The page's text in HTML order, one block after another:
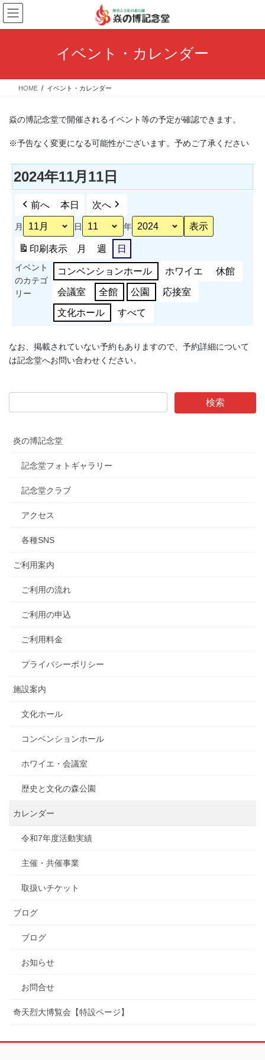
コ
ン
テ
ス
ナ
ビ
ゲ
ン
イベント・カレンダー
HOME イベント・カレンダー
焱の博記念堂で開催されるイベント等の予定が確認できます。
※予告なく変更になる可能性がございます。予めご了承ください
2024年11月11日
前へ 本日 次へ
月 日 年
印刷表示 月 週 日
イベント
のカテゴ
リー
コンベンションホール ホワイエ 休館
会議室 全館 公園 応接室
文化ホール すべて
なお、掲載されていない予約もありますので、予約詳細について
は記念堂へお問い合わせください。
炎の博記念堂
記念堂フォトギャラリー
記念堂クラブ
アクセス
各種SNS
ご利用案内
ご利用の流れ
ご利用の申込
ご利用料金
プライバシーポリシー
施設案内
文化ホール
コンベンションホール
ホワイエ・会議室
歴史と文化の森公園
カレンダー
令和7年度活動実績
主催・共催事業
取扱いチケット
ブログ
ブログ
お知らせ
お問合せ
奇天烈大博覧会【特設ページ】